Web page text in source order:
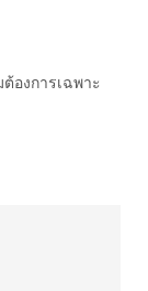
องการเฉพาะ